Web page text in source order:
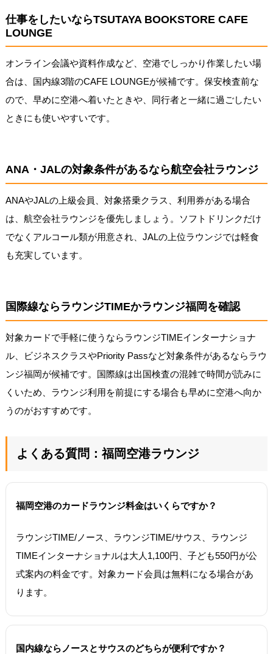
仕事をしたいならTSUTAYA BOOKSTORE CAFE
LOUNGE
オンライン会議や資料作成など、空港でしっかり作業したい場
合は、国内線3階のCAFE LOUNGEが候補です。保安検査前な
ので、早めに空港へ着いたときや、同行者と一緒に過ごしたい
ときにも使いやすいです。
ANA・JALの対象条件があるなら航空会社ラウンジ
ANAやJALの上級会員、対象搭乗クラス、利用券がある場合
は、航空会社ラウンジを優先しましょう。ソフトドリンクだけ
でなくアルコール類が用意され、JALの上位ラウンジでは軽食
も充実しています。
国際線ならラウンジTIMEかラウンジ福岡を確認
対象カードで手軽に使うならラウンジTIMEインターナショナ
ル、ビジネスクラスやPriority Passなど対象条件があるならラウ
ンジ福岡が候補です。国際線は出国検査の混雑で時間が読みに
くいため、ラウンジ利用を前提にする場合も早めに空港へ向か
うのがおすすめです。
よくある質問：福岡空港ラウンジ
福岡空港のカードラウンジ料金はいくらですか？
ラウンジTIME/ノース、ラウンジTIME/サウス、ラウンジ
TIMEインターナショナルは大人1,100円、子ども550円が公
式案内の料金です。対象カード会員は無料になる場合があ
ります。
国内線ならノースとサウスのどちらが便利ですか？